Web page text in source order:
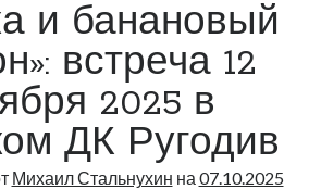
и банановый
встреча 12
2025 в
ДК Ругодив
Михаил Стальнухин на 07.10.2025